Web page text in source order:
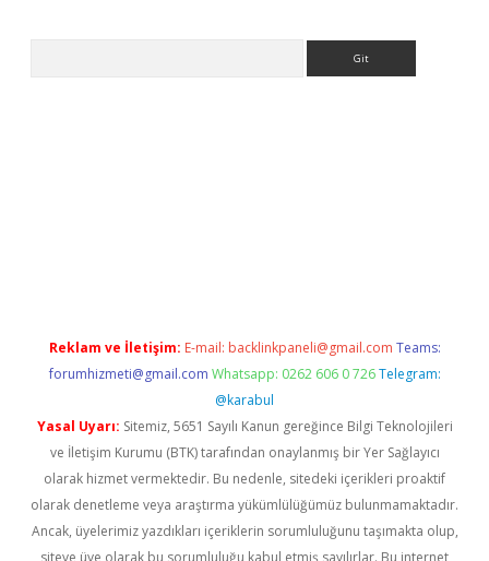
Reklam ve İletişim: E-mail: backlinkpaneli@gmail.com Teams:
forumhizmeti@gmail.com Whatsapp: 0262 606 0 726 Telegram:
@karabul
Yasal Uyarı: Sitemiz, 5651 Sayılı Kanun gereğince Bilgi Teknolojileri
ve İletişim Kurumu (BTK) tarafından onaylanmış bir Yer Sağlayıcı
olarak hizmet vermektedir. Bu nedenle, sitedeki içerikleri proaktif
olarak denetleme veya araştırma yükümlülüğümüz bulunmamaktadır.
Ancak, üyelerimiz yazdıkları içeriklerin sorumluluğunu taşımakta olup,
siteye üye olarak bu sorumluluğu kabul etmiş sayılırlar. Bu internet